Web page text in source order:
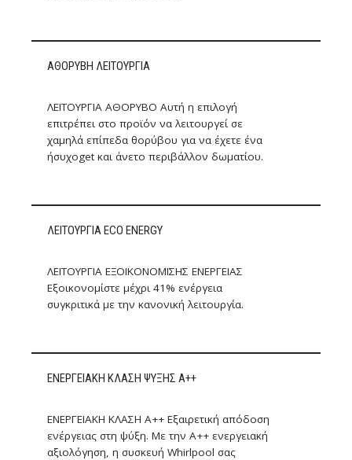
ΑΘΟΡΥΒΗ ΛΕΙΤΟΥΡΓΙΑ
ΛΕΙΤΟΥΡΓΙΑ ΑΘΟΡΥΒΟ Αυτή η επιλογή
επιτρέπει στο προϊόν να λειτουργεί σε
χαμηλά επίπεδα θορύβου για να έχετε ένα
ήσυχοget και άνετο περιβάλλον δωματίου.
ΛΕΙΤΟΥΡΓΙΑ ECO ENERGY
ΛΕΙΤΟΥΡΓΙΑ ΕΞΟΙΚΟΝΟΜΙΣΗΣ ΕΝΕΡΓΕΙΑΣ
Εξοικονομίστε μέχρι 41% ενέργεια
συγκριτικά με την κανονική λειτουργία.
ΕΝΕΡΓΕΙΑΚΗ ΚΛΑΣΗ ΨΥΞΗΣ A++
ΕΝΕΡΓΕΙΑΚΗ ΚΛΑΣΗ A++ Εξαιρετική απόδοση
ενέργειας στη ψύξη. Με την A++ ενεργειακή
αξιολόγηση, η συσκευή Whirlpool σας